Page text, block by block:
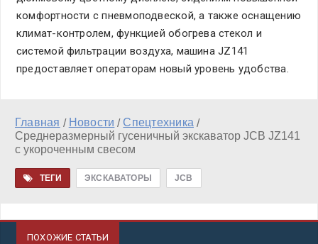
комфортности с пневмоподвеской, а также оснащению
климат-контролем, функцией обогрева стекол и
системой фильтрации воздуха, машина JZ141
предоставляет операторам новый уровень удобства.
Главная / Новости / Спецтехника /
Среднеразмерный гусеничный экскаватор JCB JZ141
с укороченным свесом
ТЕГИ ЭКСКАВАТОРЫ JCB
ПОХОЖИЕ СТАТЬИ